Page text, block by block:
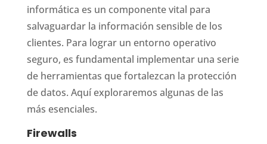
informática es un componente vital para
salvaguardar la información sensible de los
clientes. Para lograr un entorno operativo
seguro, es fundamental implementar una serie
de herramientas que fortalezcan la protección
de datos. Aquí exploraremos algunas de las
más esenciales.
Firewalls